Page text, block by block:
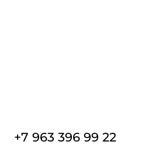
+7 963 396 99 22